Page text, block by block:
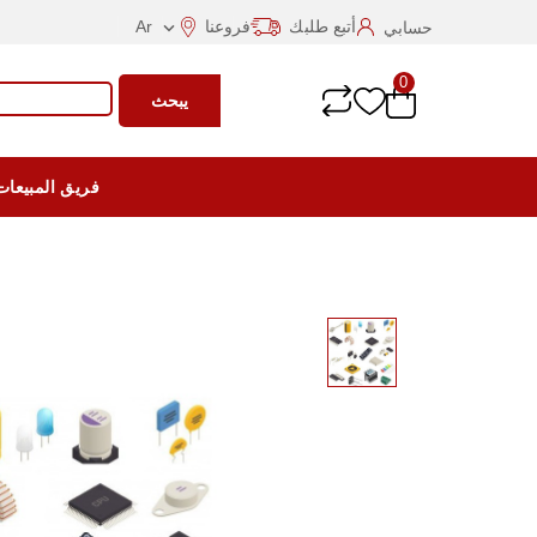
Ar  فروعنا أتبع طلبك حسابي
يبحث
0
فريق